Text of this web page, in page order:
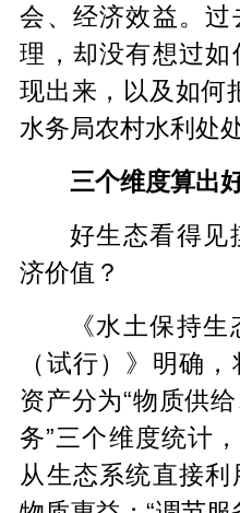
会、经济效益。
理，却没有想过
现出来，以及如何
水务局农村水利处
三个维度算出
好生态看得见
济价值？
《水土保持
（试行）》明确
资产分为“物质供
务”三个维度统计
从生态系统直接